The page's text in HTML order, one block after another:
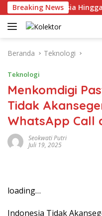
Langsung
ke
konten
Breaking News
Indonesia Hingga Miss
Beranda Teknologi
Teknologi
Menkomdigi
Tidak
WhatsApp Call
Seokwati Putri
Juli 19, 2025
loading…
Indonesia Tidak